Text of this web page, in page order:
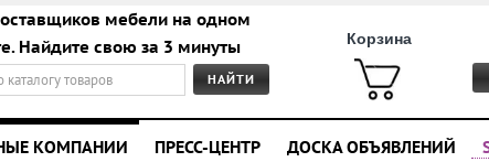
мебели на одном
Найдите свою за 3 минуты
Корзина
КОМПАНИИ ПРЕСС-ЦЕНТР ДОСКА ОБЪЯВЛЕНИЙ